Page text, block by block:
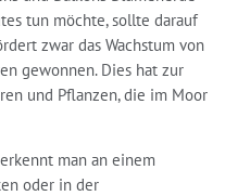
tun möchte, sollte darauf
zwar das Wachstum von
gewonnen. Dies hat zur
und Pflanzen, die im Moor
man an einem
oder in der